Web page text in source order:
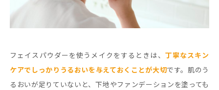
フェイスパウダーを使うメイクをするときは、 丁寧なスキン
ケアでしっかりうるおいを与えておくことが大切です。肌のう
るおいが足りていないと、下地やファンデーションを塗っても